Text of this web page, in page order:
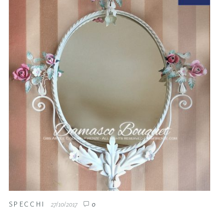
SPECCHI 27/10/2017 0